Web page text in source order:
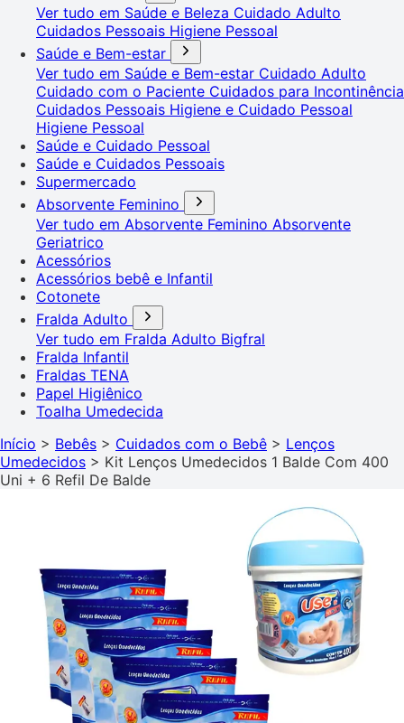
Ver tudo em Saúde e Beleza Cuidado Adulto
Cuidados Pessoais Higiene Pessoal
Saúde e Bem-estar
Ver tudo em Saúde e Bem-estar Cuidado Adulto
Cuidado com o Paciente Cuidados para Incontinência
Cuidados Pessoais Higiene e Cuidado Pessoal
Higiene Pessoal
Saúde e Cuidado Pessoal
Saúde e Cuidados Pessoais
Supermercado
Absorvente Feminino
Ver tudo em Absorvente Feminino Absorvente
Geriatrico
Acessórios
Acessórios bebê e Infantil
Cotonete
Fralda Adulto
Ver tudo em Fralda Adulto Bigfral
Fralda Infantil
Fraldas TENA
Papel Higiênico
Toalha Umedecida
Início > Bebês > Cuidados com o Bebê > Lenços
Umedecidos > Kit Lenços Umedecidos 1 Balde Com 400
Uni + 6 Refil De Balde